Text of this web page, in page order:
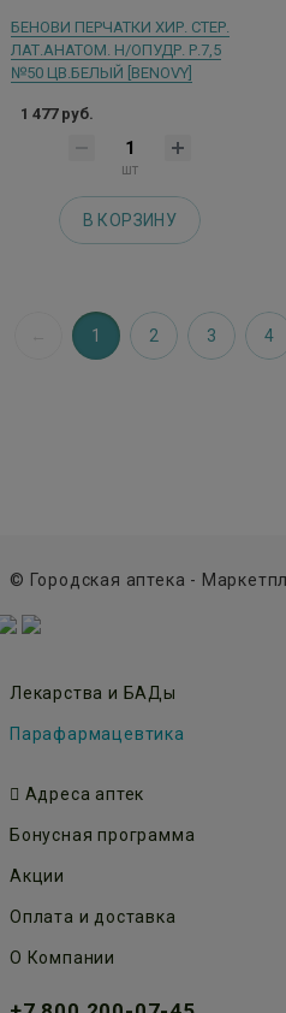
БЕНОВИ ПЕРЧАТКИ ХИР. СТЕР.
ЛАТ.АНАТОМ. Н/ОПУДР. Р.7,5
№50 ЦВ.БЕЛЫЙ [BENOVY]
1 477 руб.
шт
В КОРЗИНУ
1 2 3 4
© Городская аптека -
Лекарства и БАДы
Парафармацевтика
Адреса аптек
Бонусная программа
Акции
Оплата и доставка
О Компании